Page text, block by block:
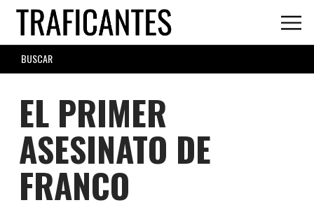
Skip
main
content
SEARCH
FORM
EL PRIMER
ASESINATO DE
FRANCO